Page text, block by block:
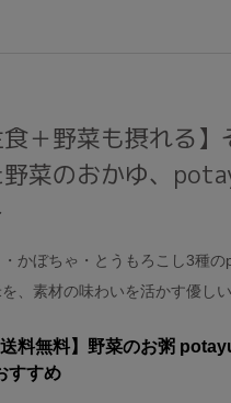
食＋野菜も摂れる
野菜のおかゆ、
・かぼちゃ・とうもろこし3種
、素材の味わいを活かす優し
送料無料】野菜のお粥
すすめ